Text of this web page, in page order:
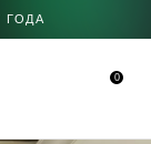
ГОДА
0